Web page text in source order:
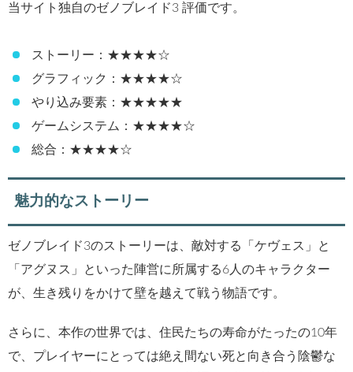
当サイト独自のゼノブレイド3 評価です。
ストーリー：★★★★☆
グラフィック：★★★★☆
やり込み要素：★★★★★
ゲームシステム：★★★★☆
総合：★★★★☆
魅力的なストーリー
ゼノブレイド3のストーリーは、敵対する「ケヴェス」と
「アグヌス」といった陣営に所属する6人のキャラクター
が、生き残りをかけて壁を越えて戦う物語です。
さらに、本作の世界では、住民たちの寿命がたったの10年
で、プレイヤーにとっては絶え間ない死と向き合う陰鬱な